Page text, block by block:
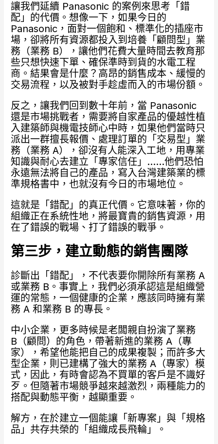
讓我們延續 Panasonic 的案例來思考「錯
配」的代價。想像一下，如果今日的
Panasonic，面對一個飽和、標準化的插座市
場，卻將所有資源都投入到培養「顧問型」業
務（業務 B），讓他們花費大量時間去教育那
些只想快速下單、確保準時到貨的水電工程
商。結果會是什麼？高昂的銷售成本、緩慢的
交易流程，以及被對手趁虛而入的市場份額。
反之，讓我們回到數十年前，當 Panasonic
還是市場挑戰者，需要將自家產品的優越性植
入建築師與機電技師心中時，如果他們當時只
派出一群擅長報價、處理訂單的「交易型」業
務（業務 A），卻沒有人能深入工地，用專業
知識與耐心去建立「專家信任」……他們恐怕
永遠無法將自己的產品，寫入台灣建築業的標
準規格書中，也就沒有今日的市場地位。
這就是「錯配」的真正代價。它意味著，你的
組織正在系統性地，將最寶貴的銷售資源，用
在了錯誤的戰場、打了錯誤的戰爭。
第三步，建立動態的銷售團隊
診斷出「錯配」，不代表要你開除所有業務 A
或業務 B。事實上，我們必須承認這是組織營
運的常態，一個健康的企業，應該同時擁有業
務 A 和業務 B 的專長。
中小企業，更多時候是老闆親自扮演了業務
B（顧問）的角色，帶著新進的業務 A（專
家），希望他能把自己的成果複製；而許多大
型企業，則已建構了強大的業務 A（專家）模
式，因此，有時會認為不買單的客戶是不識好
歹。但隨著市場競爭越來越激烈，兩種能力的
搭配與動態平衡，越顯重要。
解方，在於建立一個能讓「新專案」與「規格
品」共存共榮的「組織成長飛輪」。